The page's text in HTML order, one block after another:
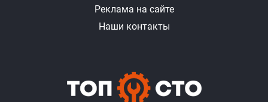
Реклама на сайте
Наши контакты